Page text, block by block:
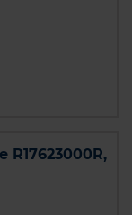
R17623000R,